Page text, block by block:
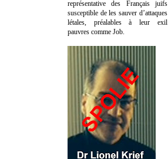
représentative des Français juifs
susceptible de les sauver d’attaques
létales, préalables à leur exil
pauvres comme Job.